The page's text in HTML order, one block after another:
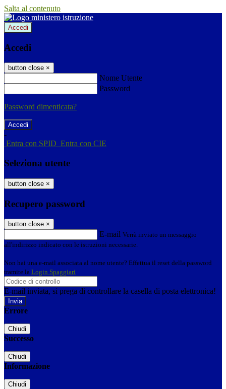
Salta al contenuto
Accedi
Accedi
button close ×
Nome Utente
Password
Password dimenticata?
-
Entra con SPID Entra con CIE
Seleziona utente
button close ×
Recupero password
button close ×
E-mail Verrà inviato un messaggio
all'indirizzo indicato con le istruzioni necessarie.
Non hai una e-mail associata al nome utente? Effettua il reset della password
tramite la Login Spaggiari
E-mail inviata, si prega di controllare la casella di posta elettronica!
Errore
Chiudi
Successo
Chiudi
Informazione
Chiudi